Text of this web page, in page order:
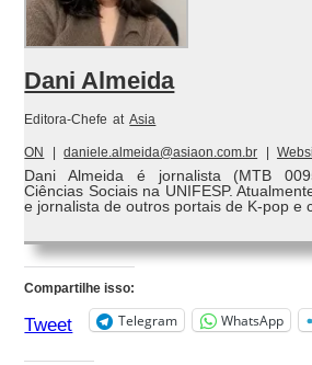
Dani Almeida
Editora-Chefe at Asia
ON daniele.almeida@asiaon.com.br
Dani Almeida é jornalista (MTB
Ciências Sociais na UNIFESP.
e jornalista de outros portais de K-pop e
Compartilhe isso:
Tweet Telegram WhatsApp